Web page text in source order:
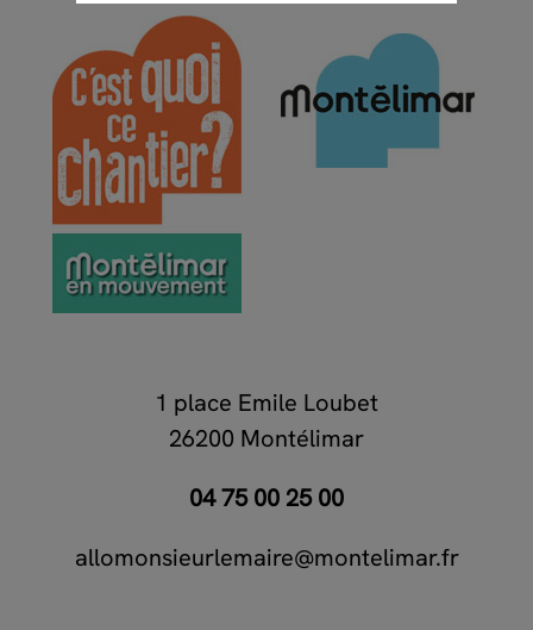
1 place Emile Loubet
26200 Montélimar
04 75 00 25 00
allomonsieurlemaire@montelimar.fr